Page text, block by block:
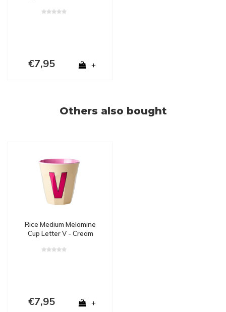
€7,95 +
Others also bought
Rice Medium Melamine
Cup Letter V - Cream
€7,95 +